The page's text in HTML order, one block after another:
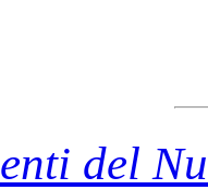
del